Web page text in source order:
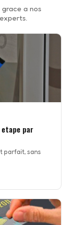
a nos
par
parfait, sans